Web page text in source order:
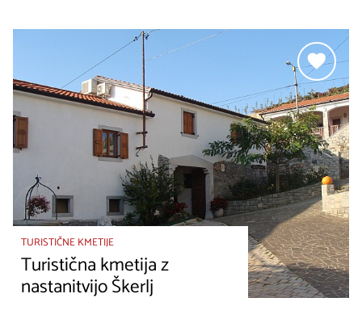
TURISTIČNE KMETIJE
Turistična kmetija z
nastanitvijo Škerlj